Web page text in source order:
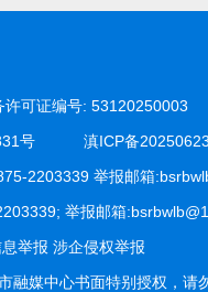
许可证编号: 53120250003
号
滇ICP备
2203339 举报邮箱
举报邮箱
举报 涉企侵权举报
融媒中心书面特别授权，请